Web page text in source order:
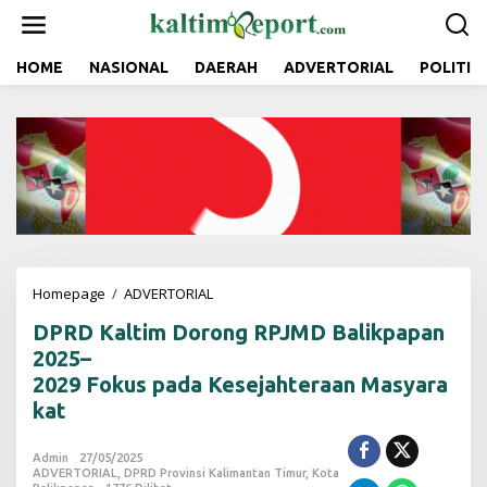
t
HOME NASIONAL DAERAH ADVERTORIAL POLITIK
Homepage / ADVERTORIAL
R
K
i
DPRD Kaltim Dorong RPJMD Balikpapan
2025–
2029 Fokus pada Kesejahteraan Masyara
kat
Admin
27/05/2025
ADVERTORIAL
DPRD Provinsi Kalimantan Timur, Kota